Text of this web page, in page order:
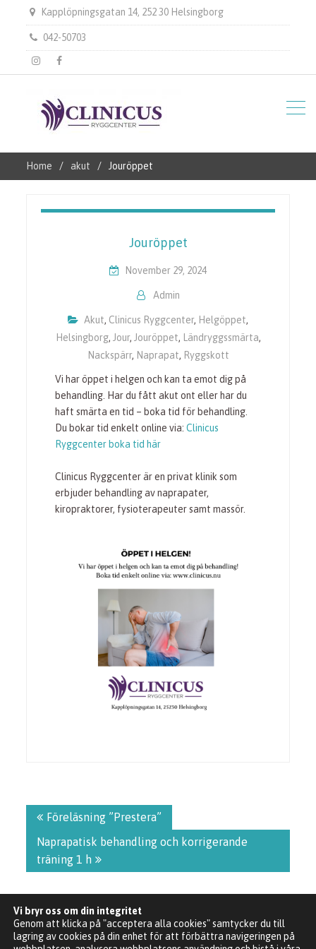
Kapplöpningsgatan 14, 252 30 Helsingborg
042-50703
instagramFacebook
Home akut Jouröppet
Jouröppet
November 29, 2024
Admin
Akut, Clinicus Ryggcenter, Helgöppet,
Helsingborg, Jour, Jouröppet, Ländryggssmärta,
Nackspärr, Naprapat, Ryggskott
Vi har öppet i helgen och kan ta emot dig på
behandling. Har du fått akut ont eller har du
haft smärta en tid – boka tid för behandling.
Du bokar tid enkelt online via:Clinicus
Ryggcenter boka tid här
Clinicus Ryggcenter är en privat klinik som
erbjuder behandling av naprapater,
kiropraktorer, fysioterapeuter samt massör.
Föreläsning ”Prestera”
Naprapatisk behandling och korrigerande
träning 1 h
Vi bryr oss om din integritet
Genom att klicka på "acceptera alla cookies" samtycker du till
lagring av cookies på din enhet för att förbättra navigeringen på